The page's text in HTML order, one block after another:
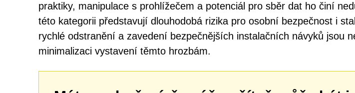
praktiky, manipulace s prohlížečem a potenciál pro sběr dat ho činí
této kategorii představují dlouhodobá rizika pro osobní bezpečnost i
rychlé odstranění a zavedení bezpečnějších instalačních návyků jsou
minimalizaci vystavení těmto hrozbám.